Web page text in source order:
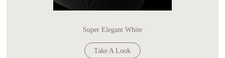
Super Elegant White
Take A Look